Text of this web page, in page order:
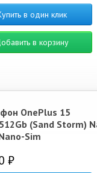
в один клик
в корзину
OnePlus 15
(Sand Storm)
Sim
₽